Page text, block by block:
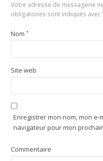
Votre adresse de messagerie
obligatoires sont indiqués avec
Nom*
Site web
Enregistrer mon nom, mon
navigateur pour mon
Commentaire